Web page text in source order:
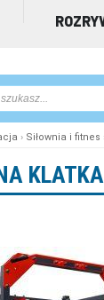
› Siłownia i fitnes